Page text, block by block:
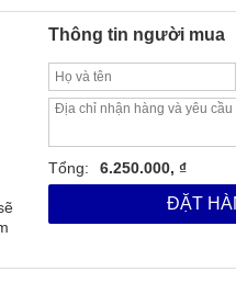
của Hàn Quốc và được
phẩm thế hệ mới vẫn được
soát và độ bền tốt nhất
phẩm mới này đã áp
ma sát động tuyệt vời đưa
Thông tin người mua
Tổng: 6.250.000, ₫
ĐẶT